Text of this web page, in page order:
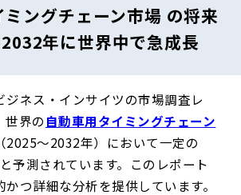
ングチェーン市場 の将来
年に世界中で急成長
ジネス・インサイツの市場調査レ
世界の 自動車用タイミングチェーン
2025～2032年）において一定の
予測されています。このレポート
つ詳細な分析を提供しています。